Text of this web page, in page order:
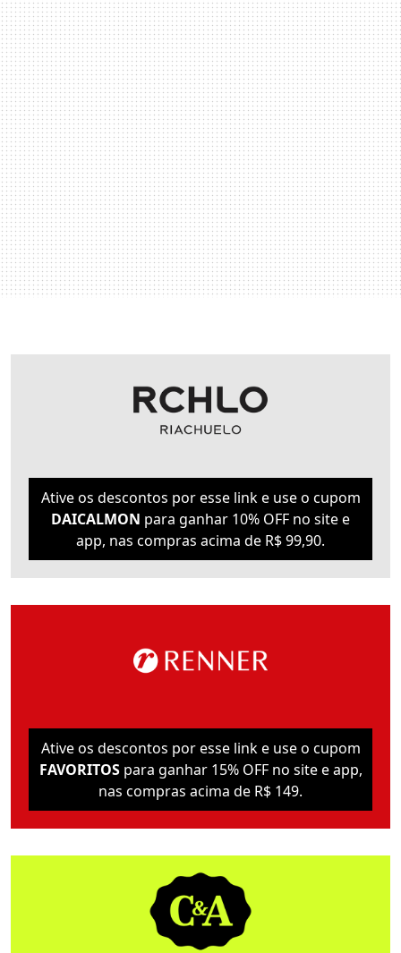
Ative os descontos por esse link e use o cupom
DAICALMON para ganhar 10% OFF no site e
app, nas compras acima de R$ 99,90.
Ative os descontos por esse link e use o cupom
FAVORITOSpara ganhar 15% OFF no site e app,
nas compras acima de R$ 149.